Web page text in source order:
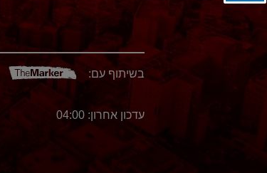
בשיתוף עם:
עדכון אחרון: 04:00